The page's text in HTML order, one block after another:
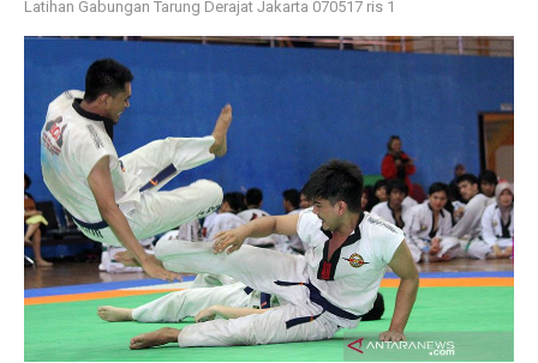
Latihan Gabungan Tarung Derajat Jakarta 070517 ris 1